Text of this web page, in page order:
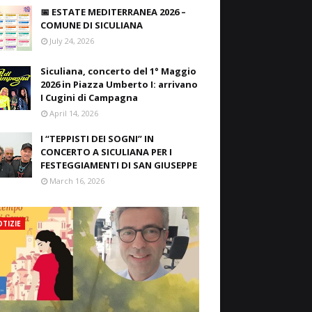
📅 ESTATE MEDITERRANEA 2026 –
COMUNE DI SICULIANA
July 24, 2026
Siculiana, concerto del 1° Maggio
2026 in Piazza Umberto I: arrivano
I Cugini di Campagna
April 14, 2026
I “TEPPISTI DEI SOGNI” IN
CONCERTO A SICULIANA PER I
FESTEGGIAMENTI DI SAN GIUSEPPE
March 16, 2026